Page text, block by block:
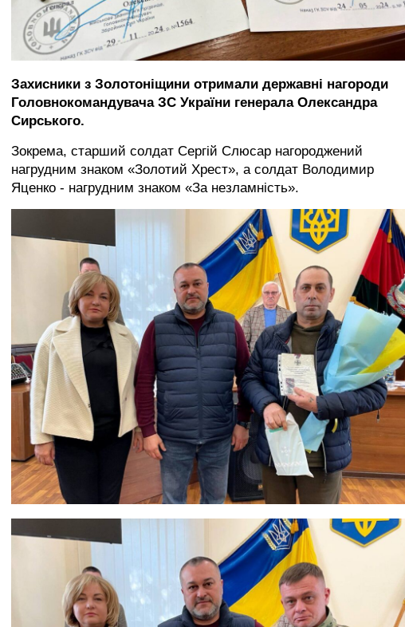
Захисники з Золотоніщини отримали державні нагороди
Головнокомандувача ЗС України генерала Олександра
Сирського.
Зокрема, старший солдат Сергій Слюсар нагороджений
нагрудним знаком «Золотий Хрест», а солдат Володимир
Яценко - нагрудним знаком «За незламність».